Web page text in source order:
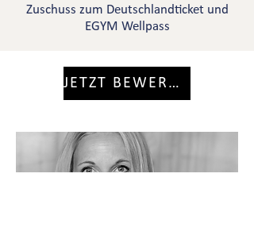
Zuschuss zum Deutschlandticket und
EGYM Wellpass
JETZT BEWERBEN